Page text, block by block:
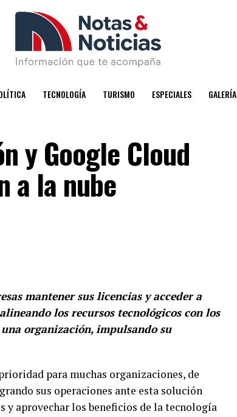
TECNOLOGÍA TURISMO ESPECIALES GALERÍA
y Google Cloud
a la nube
mantener sus licencias y acceder a
los recursos tecnológicos con los
organización, impulsando su
para muchas organizaciones, de
sus operaciones ante esta solución
y aprovechar los beneficios de la tecnología